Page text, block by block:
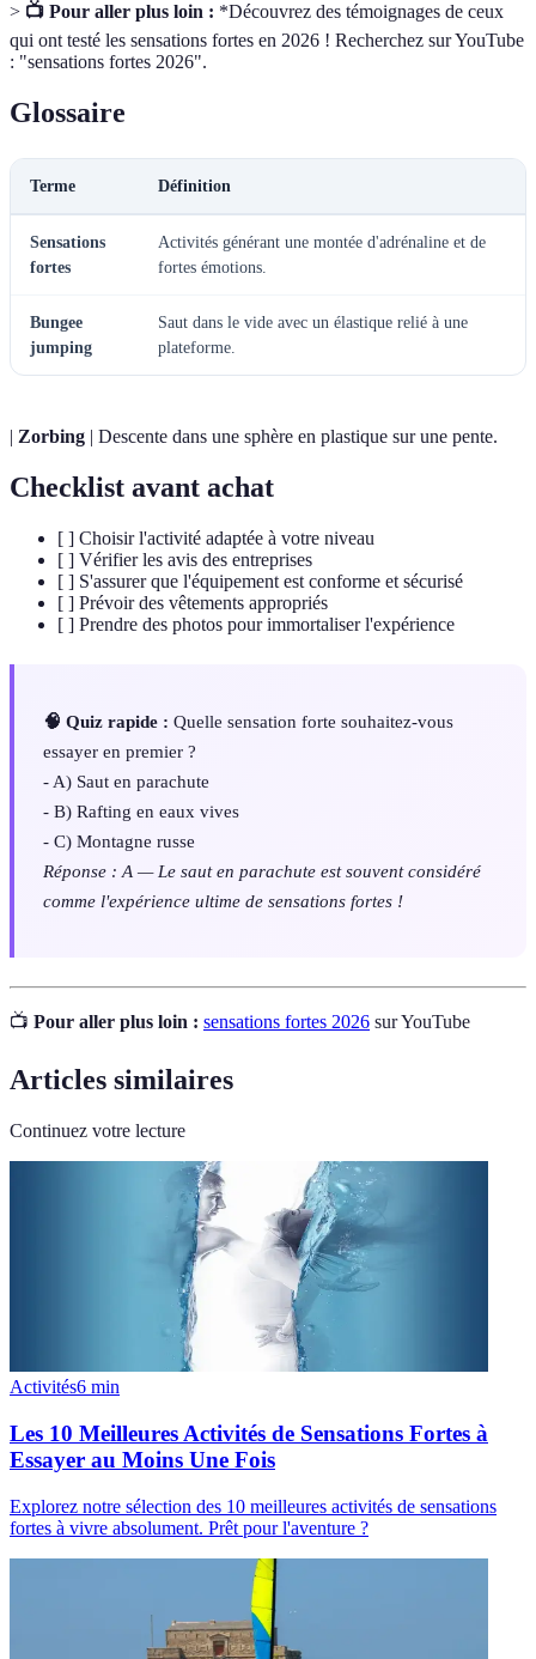
> 📺 Pour aller plus loin : *Découvrez des témoignages de ceux
qui ont testé les sensations fortes en 2026 ! Recherchez sur YouTube
: "sensations fortes 2026".
Glossaire
Terme Définition
Sensations
fortes
Activités générant une montée d'adrénaline et de
fortes émotions.
Bungee
jumping
Saut dans le vide avec un élastique relié à une
plateforme.
| Zorbing | Descente dans une sphère en plastique sur une pente.
Checklist avant achat
[ ] Choisir l'activité adaptée à votre niveau
[ ] Vérifier les avis des entreprises
[ ] S'assurer que l'équipement est conforme et sécurisé
[ ] Prévoir des vêtements appropriés
[ ] Prendre des photos pour immortaliser l'expérience
🧠 Quiz rapide : Quelle sensation forte souhaitez-vous
essayer en premier ?
- A) Saut en parachute
- B) Rafting en eaux vives
- C) Montagne russe
Réponse : A — Le saut en parachute est souvent considéré
comme l'expérience ultime de sensations fortes !
📺 Pour aller plus loin : sensations fortes 2026 sur YouTube
Articles similaires
Continuez votre lecture
Activités6 min
Les 10 Meilleures Activités de Sensations Fortes à
Essayer au Moins Une Fois
Explorez notre sélection des 10 meilleures activités de sensations
fortes à vivre absolument. Prêt pour l'aventure ?